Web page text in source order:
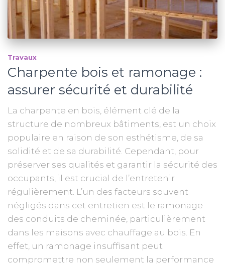
Travaux
Charpente bois et ramonage :
assurer sécurité et durabilité
La charpente en bois, élément clé de la
structure de nombreux bâtiments, est un choix
populaire en raison de son esthétisme, de sa
solidité et de sa durabilité. Cependant, pour
préserver ses qualités et garantir la sécurité des
occupants, il est crucial de l’entretenir
régulièrement. L’un des facteurs souvent
négligés dans cet entretien est le ramonage
des conduits de cheminée, particulièrement
dans les maisons avec chauffage au bois. En
effet, un ramonage insuffisant peut
compromettre non seulement la performance